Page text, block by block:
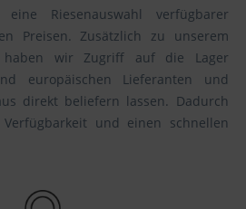
Riesenauswahl verfügbarer
Preisen. Zusätzlich zu unserem
haben wir Zugriff auf die Lager
europäischen Lieferanten und
direkt beliefern lassen. Dadurch
und einen schnellen